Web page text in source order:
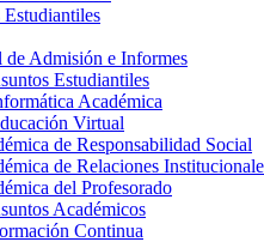
Estudiantiles
Admisión e Informes
Estudiantiles
Académica
Virtual
de Responsabilidad Social
de Relaciones
del Profesorado
Académicos
Continua